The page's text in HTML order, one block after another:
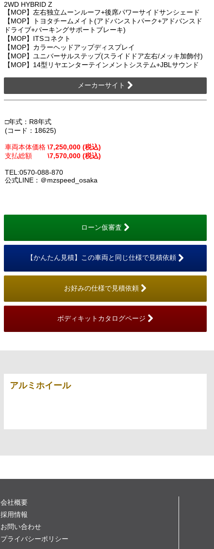
2WD HYBRID Z
【MOP】左右独立ムーンルーフ+後席パワーサイドサンシェード
【MOP】トヨタチームメイト(アドバンストパーク+アドバンスド
ドライブ+パーキングサポートブレーキ)
【MOP】ITSコネクト
【MOP】カラーヘッドアップディスプレイ
【MOP】ユニバーサルステップ(スライドドア左右/メッキ加飾付)
【MOP】14型リヤエンターテインメントシステム+JBLサウンド
メーカーサイト
□年式：R8年式
(コード：18625)
車両本体価格 \7,250,000 (税込)
支払総額 \7,570,000 (税込)
TEL:0570-088-870
公式LINE：＠mzspeed_osaka
ローン仮審査
【かんたん見積】この車両と同じ仕様で見積依頼
お好みの仕様で見積依頼
ボディキットカタログページ
アルミホイール
会社概要
採用情報
お問い合わせ
プライバシーポリシー